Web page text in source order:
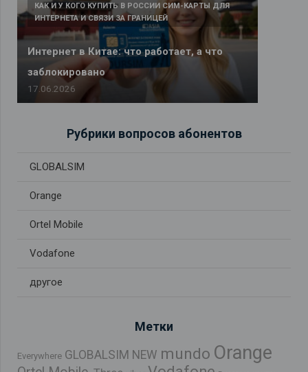
Интернет в Китае: что работает, а что
заблокировано
КАК И У КОГО КУПИТЬ В РОССИИ СИМ-КАРТЫ ДЛЯ
ИНТЕРНЕТА И СВЯЗИ ЗА ГРАНИЦЕЙ
17.06.2026
Рубрики вопросов абонентов
GLOBALSIM
Orange
Ortel Mobile
Vodafone
другое
Метки
Everywhere GLOBALSIM NEW mundo Orange